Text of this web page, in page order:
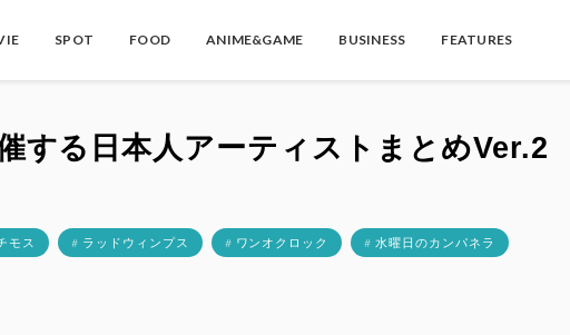
SPOT FOOD ANIME&GAME BUSINESS FEATURES
する日本人アーティストまとめVer.2
モス # ラッドウィンプス # ワンオクロック # 水曜日のカンパネラ